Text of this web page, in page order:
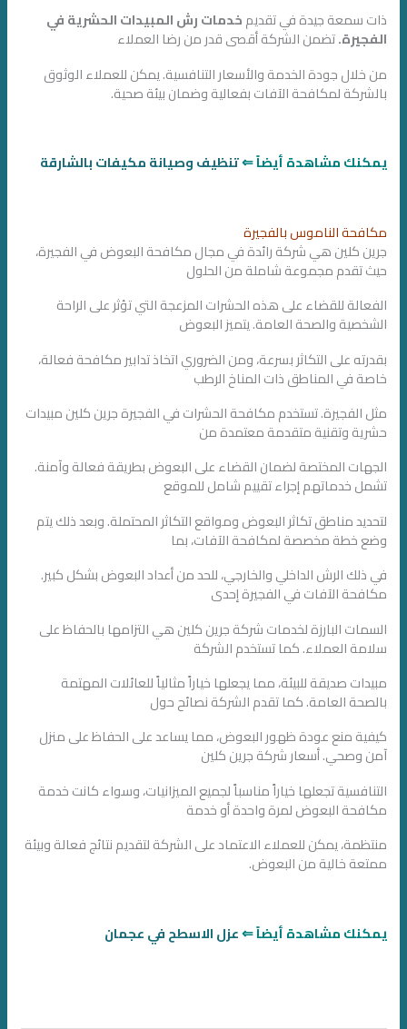
ذات سمعة جيدة في تقديمخدمات رش المبيدات الحشرية في
الفجيرة.تضمن الشركة أقصى قدر من رضا العملاء
من خلال جودة الخدمة والأسعار التنافسية. يمكن للعملاء الوثوق
بالشركة لمكافحة الآفات بفعالية وضمان بيئة صحية.
يمكنك مشاهدة أيضاً ⇐تنظيف وصيانة مكيفات بالشارقة
مكافحة الناموس بالفجيرة
جرين كلين هي شركة رائدة في مجال مكافحة البعوض في الفجيرة،
حيث تقدم مجموعة شاملة من الحلول
الفعالة للقضاء على هذه الحشرات المزعجة التي تؤثر على الراحة
الشخصية والصحة العامة. يتميز البعوض
بقدرته على التكاثر بسرعة، ومن الضروري اتخاذ تدابير مكافحة فعالة،
خاصة في المناطق ذات المناخ الرطب
مثل الفجيرة. تستخدم مكافحة الحشرات في الفجيرة جرين كلين مبيدات
حشرية وتقنية متقدمة معتمدة من
الجهات المختصة لضمان القضاء على البعوض بطريقة فعالة وآمنة.
تشمل خدماتهم إجراء تقييم شامل للموقع
لتحديد مناطق تكاثر البعوض ومواقع التكاثر المحتملة. وبعد ذلك يتم
وضع خطة مخصصة لمكافحة الآفات، بما
في ذلك الرش الداخلي والخارجي، للحد من أعداد البعوض بشكل كبير.
مكافحة الآفات في الفجيرة إحدى
السمات البارزة لخدمات شركة جرين كلين هي التزامها بالحفاظ على
سلامة العملاء. كما تستخدم الشركة
مبيدات صديقة للبيئة، مما يجعلها خياراً مثالياً للعائلات المهتمة
بالصحة العامة. كما تقدم الشركة نصائح حول
كيفية منع عودة ظهور البعوض، مما يساعد على الحفاظ على منزل
آمن وصحي. أسعار شركة جرين كلين
التنافسية تجعلها خياراً مناسباً لجميع الميزانيات، وسواء كانت خدمة
مكافحة البعوض لمرة واحدة أو خدمة
منتظمة، يمكن للعملاء الاعتماد على الشركة لتقديم نتائج فعالة وبيئة
ممتعة خالية من البعوض.
يمكنك مشاهدة أيضاً ⇐عزل الاسطح في عجمان